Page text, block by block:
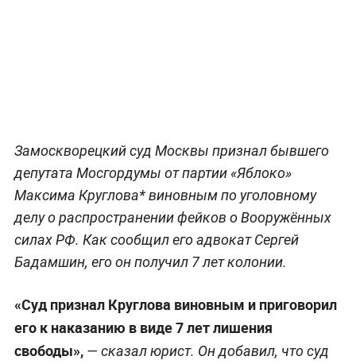
Замоскворецкий суд Москвы признал бывшего
депутата Мосгордумы от партии «Яблоко»
Максима Круглова* виновным по уголовному
делу о распространении фейков о Вооружённых
силах РФ. Как сообщил его адвокат Сергей
Бадамшин, его он получил 7 лет колонии.
«Суд признал Круглова виновным и приговорил
его к наказанию в виде 7 лет лишения
свободы», — сказал юрист. Он добавил, что суд